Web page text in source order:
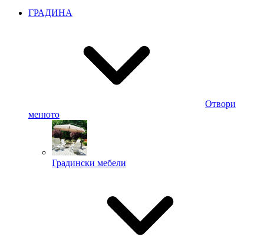
ГРАДИНА
Отвори
менюто
Градински мебели